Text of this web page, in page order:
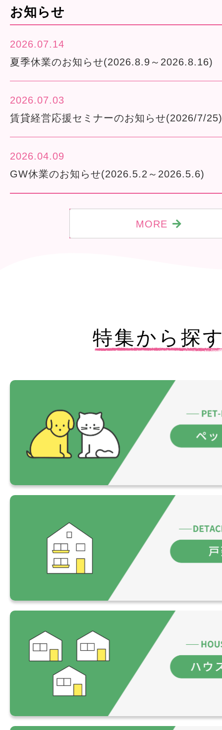
お知らせ
2026.07.14
夏季休業のお知らせ(2026.8.9～2026.8.16)
2026.07.03
賃貸経営応援セミナーのお知らせ(2026/7/25)
2026.04.09
GW休業のお知らせ(2026.5.2～2026.5.6)
MORE
特集から探